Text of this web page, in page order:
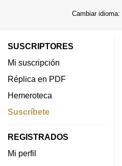
Cambiar idioma:
SUSCRIPTORES
Mi suscripción
Réplica en PDF
Hemeroteca
Suscríbete
REGISTRADOS
Mi perfil